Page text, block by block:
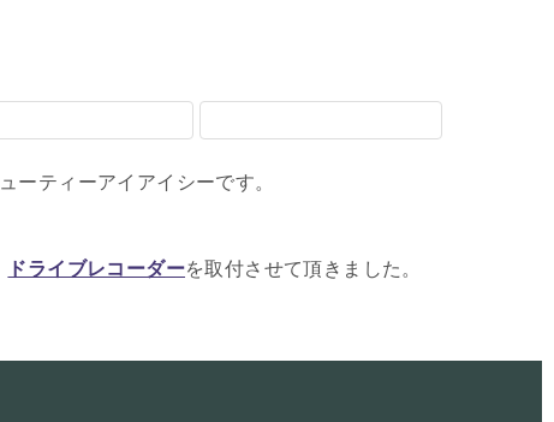
ーティーアイアイシーです。
ドライブレコーダーを取付させて頂きました。